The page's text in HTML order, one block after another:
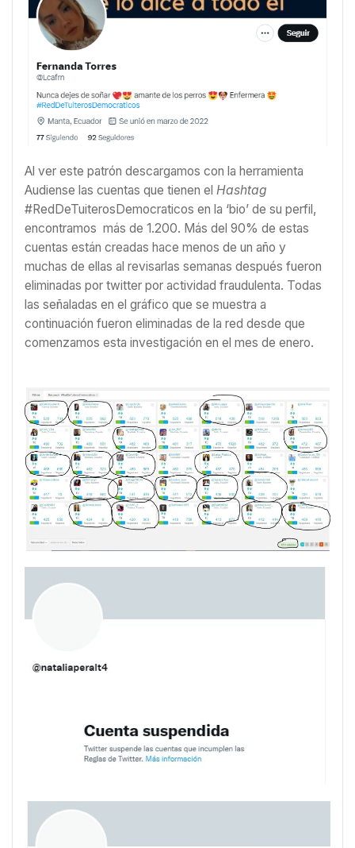
Al ver este patrón descargamos con la herramienta
Audiense las cuentas que tienen el Hashtag
#RedDeTuiterosDemocraticos en la ‘bio’ de su perfil,
encontramos más de 1.200. Más del 90% de estas
cuentas están creadas hace menos de un año y
muchas de ellas al revisarlas semanas después fueron
eliminadas por twitter por actividad fraudulenta. Todas
las señaladas en el gráfico que se muestra a
continuación fueron eliminadas de la red desde que
comenzamos esta investigación en el mes de enero.